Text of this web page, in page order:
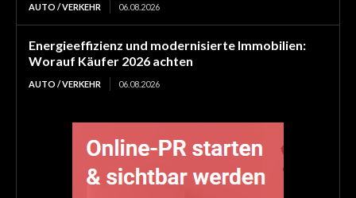
AUTO / VERKEHR 06.08.2026
Energieeffizienz und modernisierte Immobilien:
Worauf Käufer 2026 achten
AUTO / VERKEHR 06.08.2026